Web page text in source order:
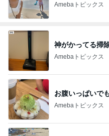
Amebaトピックス
神がかってる掃
Amebaトピックス
お腹いっぱいで
Amebaトピックス